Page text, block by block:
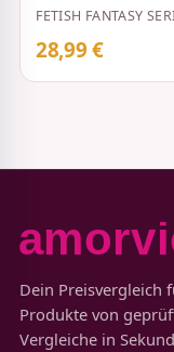
FETISH FANTASY
28,99 €
Dein Preisvergleich
Produkte von
Vergleiche in